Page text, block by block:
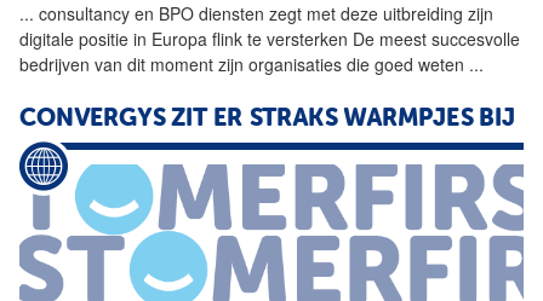
... consultancy en BPO diensten zegt met deze uitbreiding zijn
digitale positie in Europa flink te versterken De meest succesvolle
bedrijven van dit moment zijn organisaties die goed weten ...
CONVERGYS ZIT ER STRAKS WARMPJES BIJ